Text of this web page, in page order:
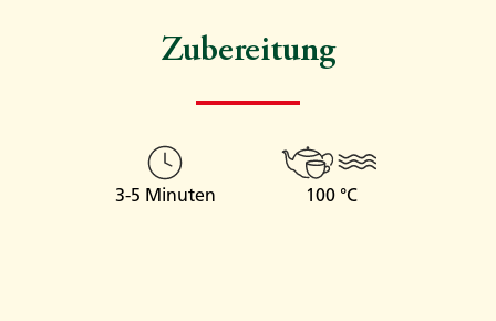
Zubereitung
3-5 Minuten 100 °C